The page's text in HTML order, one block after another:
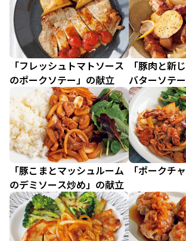
「フレッシュトマトソース
のポークソテー」の献立
「豚肉と新
バターソテ
「豚こまとマッシュルーム
のデミソース炒め」の献立
「ポークチ